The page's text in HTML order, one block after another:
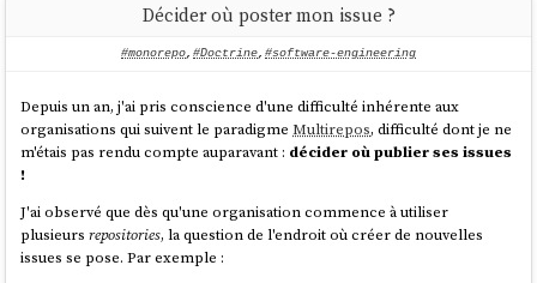
Décider où poster mon issue ?
#monorepo, #Doctrine, #software-engineering
Depuis un an, j'ai pris conscience d'une difficulté inhérente aux
organisations qui suivent le paradigmeMultirepos, difficulté dont je ne
m'étais pas rendu compte auparavant : décider où publier ses issues
!
J'ai observé que dès qu'une organisation commence à utiliser
plusieursrepositories, la question de l'endroit où créer de nouvelles
issues se pose. Par exemple :